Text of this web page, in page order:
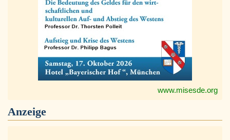
www.misesde.org
Anzeige